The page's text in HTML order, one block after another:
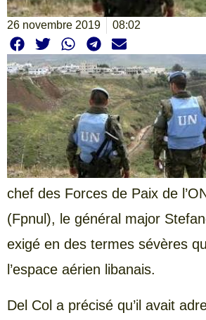
26 novembre 2019 08:02
chef des Forces de Paix de
(Fpnul), le général major
exigé en des termes sévères
l’espace aérien libanais.
Del Col a précisé qu’il avait